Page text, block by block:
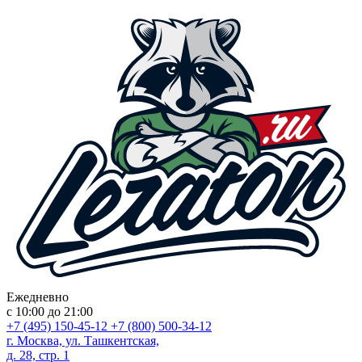
Ежедневно
с 10:00 до 21:00
+7 (495) 150-45-12 +7 (800) 500-34-12
г. Москва, ул. Ташкентская,
д. 28, стр. 1